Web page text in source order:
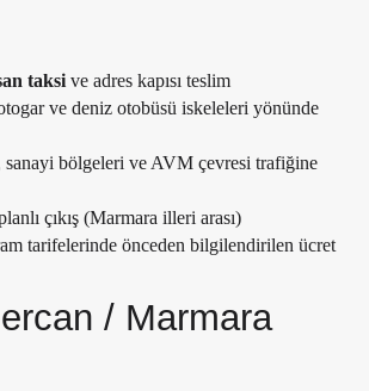
taksi ve adres kapısı teslim
ve deniz otobüsü iskeleleri yönünde
sanayi bölgeleri ve AVM çevresi trafiğine
çıkış (Marmara illeri arası)
tarifelerinde önceden bilgilendirilen ücret
/ Marmara